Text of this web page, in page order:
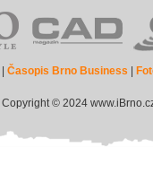
|Časopis Brno Business
Copyright © 2024